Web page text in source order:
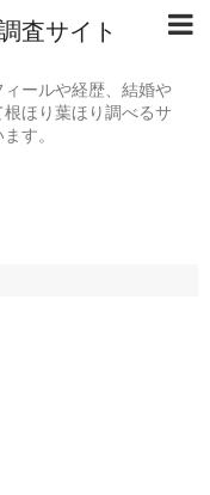
査サイト
ールや経歴、結婚や
ほり葉ほり調べるサ
す。